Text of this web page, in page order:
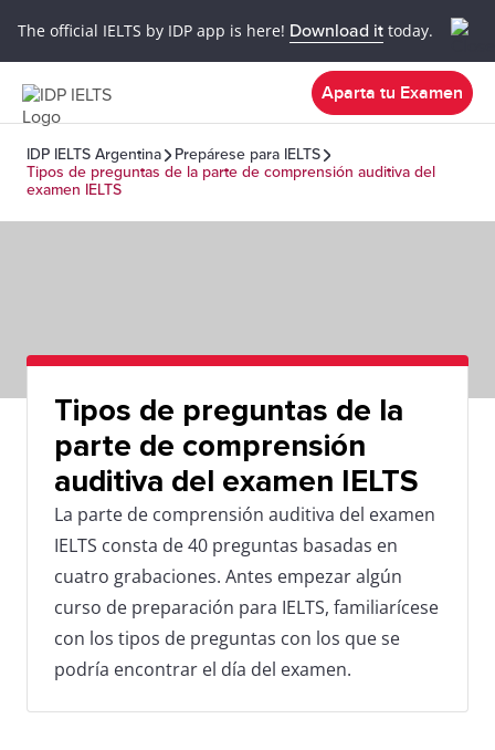
The official IELTS by IDP app is here! Download it today.
Aparta tu Examen
IDP IELTS Argentina
Prepárese para IELTS
Tipos de preguntas de la parte de comprensión auditiva del
examen IELTS
Tipos de preguntas de la
parte de comprensión
auditiva del examen IELTS
La parte de comprensión auditiva del examen
IELTS consta de 40 preguntas basadas en
cuatro grabaciones. Antes empezar algún
curso de preparación para IELTS, familiarícese
con los tipos de preguntas con los que se
podría encontrar el día del examen.